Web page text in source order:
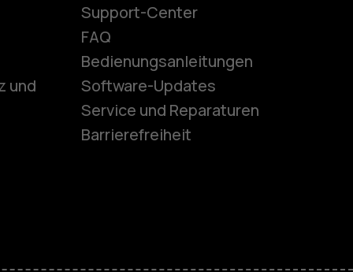
und
Support-Center
FAQ
Bedienungsanleitungen
Software-Updates
Service und Reparaturen
Barrierefreiheit